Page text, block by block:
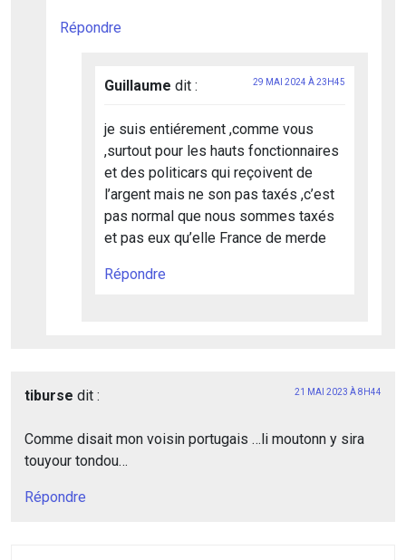
Répondre
Guillaume dit : 29 MAI 2024 À 23H45
je suis entiérement ,comme vous
,surtout pour les hauts fonctionnaires
et des politicars qui reçoivent de
l’argent mais ne son pas taxés ,c’est
pas normal que nous sommes taxés
et pas eux qu’elle France de merde
Répondre
tiburse dit : 21 MAI 2023 À 8H44
Comme disait mon voisin portugais …li moutonn y sira
touyour tondou…
Répondre